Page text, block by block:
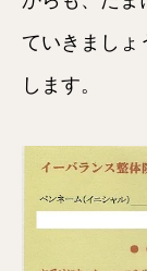
ていきましょ
します。